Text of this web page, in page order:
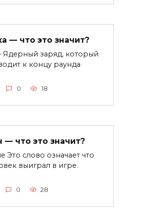
— что это значит?
Ядерный заряд, который
к концу раунда
0 18
— что это значит?
Это слово означает что
выиграл в игре.
0 28